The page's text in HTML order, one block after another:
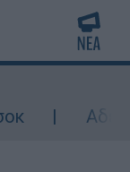
Αδειάζει η